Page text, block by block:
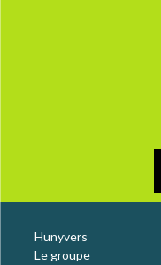
Hunyvers
Le groupe